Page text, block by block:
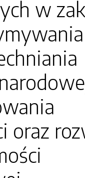
w
oraz